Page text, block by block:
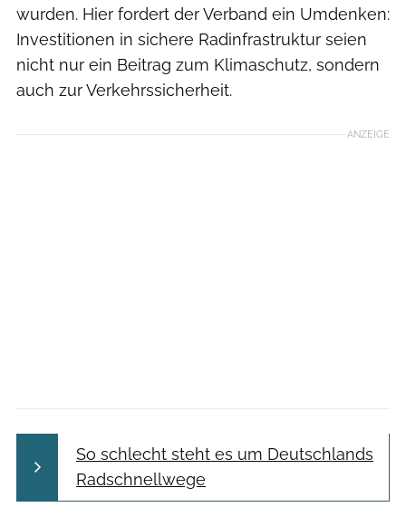
wurden. Hier fordert der Verband ein Umdenken:
Investitionen in sichere Radinfrastruktur seien
nicht nur ein Beitrag zum Klimaschutz, sondern
auch zur Verkehrssicherheit.
ANZEIGE
So schlecht steht es um Deutschlands
Radschnellwege